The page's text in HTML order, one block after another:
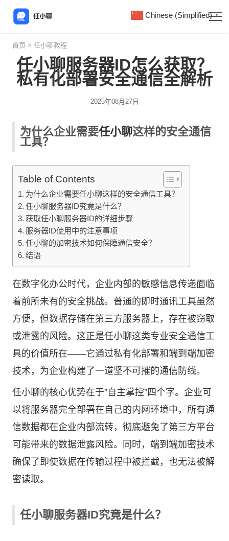
首页 > 任小聊教程
任小聊服务器ID怎么获取？
私有化部署安全通信全解析
2025年08月27日
为什么企业需要任小聊这样的安全通信
工具？
Table of Contents
为什么企业需要任小聊这样的安全通信工具？
任小聊服务器ID究竟是什么？
获取任小聊服务器ID的详细步骤
服务器ID使用中的注意事项
任小聊的加密技术如何保障通信安全？
结语
在数字化办公时代，企业内部的敏感信息传递面临
着前所未有的安全挑战。普通的即时通讯工具虽然
方便，但数据存储在第三方服务器上，存在被窃取
或泄露的风险。这正是任小聊这类专业安全通信工
具的价值所在——它通过私有化部署和端到端加密
技术，为企业构建了一道坚不可摧的通信防线。
任小聊的核心优势在于”自主掌控”四个字。企业可
以将服务器完全部署在自己的内网环境中，所有通
信数据都在企业内部流转，彻底避免了第三方平台
可能带来的数据泄露风险。同时，端到端加密技术
确保了即使数据在传输过程中被拦截，也无法被解
密读取。
任小聊服务器ID究竟是什么？
Chinese (Simplified) ▼